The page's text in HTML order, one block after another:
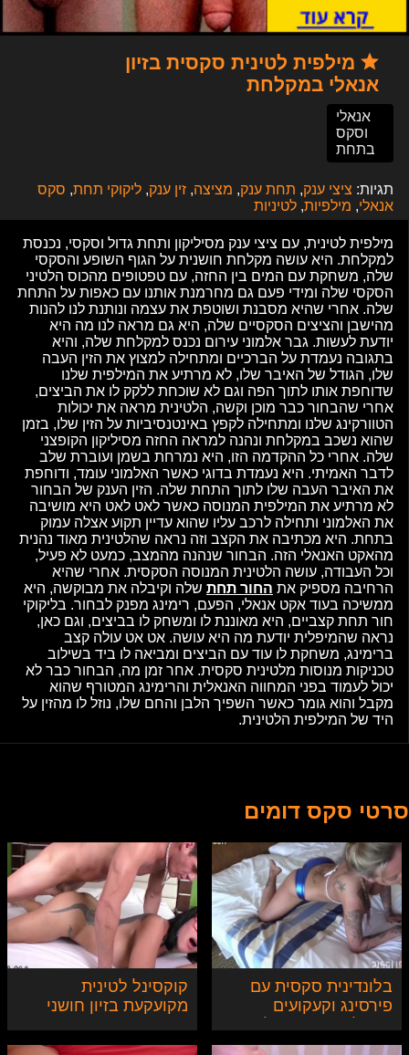
מילפית לטינית סקסית בזיון
אנאלי במקלחת
אנאלי
וסקס
בתחת
תגיות: ציצי ענק, תחת ענק, מציצה, זין ענק, ליקוקי תחת, סקס
אנאלי, מילפיות, לטיניות
מילפית לטינית, עם ציצי ענק מסיליקון ותחת גדול וסקסי, נכנסת
למקלחת. היא עושה מקלחת חושנית על הגוף השופע והסקסי
שלה, משחקת עם המים בין החזה, עם טפטופים מהכוס הלטיני
הסקסי שלה ומידי פעם גם מחרמנת אותנו עם כאפות על התחת
שלה. אחרי שהיא מסבנת ושוטפת את עצמה ונותנת לנו להנות
מהישבן והציצים הסקסיים שלה, היא גם מראה לנו מה היא
יודעת לעשות. גבר אלמוני עירום נכנס למקלחת שלה, והיא
בתגובה נעמדת על הברכיים ומתחילה למצוץ את הזין העבה
שלו, הגודל של האיבר שלו, לא מרתיע את המילפית שלנו
שדוחפת אותו לתוך הפה וגם לא שוכחת ללקק לו את הביצים,
אחרי שהבחור כבר מוכן וקשה, הלטינית מראה את יכולות
הטוורקינג שלנו ומתחילה לקפץ באינטנסיביות על הזין שלו, בזמן
שהוא נשכב במקלחת ונהנה למראה החזה מסיליקון הקופצני
שלה. אחרי כל ההקדמה הזו, היא נמרחת בשמן ועוברת שלב
לדבר האמיתי. היא נעמדת בדוגי כאשר האלמוני עומד, ודוחפת
את האיבר העבה שלו לתוך התחת שלה. הזין הענק של הבחור
לא מרתיע את המילפית המנוסה כאשר לאט לאט היא מושיבה
את האלמוני ותחילה לרכב עליו שהוא עדיין תקוע אצלה עמוק
בתחת. היא מכתיבה את הקצב וזה נראה שהלטינית מאוד נהנית
מהאקט האנאלי הזה. הבחור שנהנה מהמצב, כמעט לא פעיל,
וכל העבודה, עושה הלטינית המנוסה הסקסית. אחרי שהיא
הרחיבה מספיק את החור תחת שלה וקיבלה את מבוקשה, היא
ממשיכה בעוד אקט אנאלי, הפעם, רימינג מפנק לבחור. בליקוקי
חור תחת קצביים, היא מאוננת לו ומשחק לו בביצים, וגם כאן,
נראה שהמיפלית יודעת מה היא עושה. אט אט עולה קצב
ברימינג, משחקת לו עוד עם הביצים ומביאה לו ביד בשילוב
טכניקות מנוסות מלטינית סקסית. אחר זמן מה, הבחור כבר לא
יכול לעמוד בפני המחווה האנאלית והרימינג המטורף שהוא
מקבל והוא גומר כאשר השפיך הלבן והחם שלו, נוזל לו מהזין על
היד של המילפית הלטינית.
סרטי סקס דומים
בלונדינית סקסית עם
פירסינג וקעקועים
שאוור במלון
קוקסינל לטינית
מקועקעת בזיון חושני